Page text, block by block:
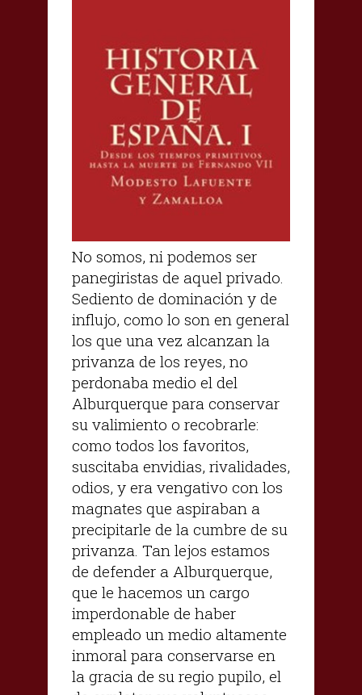
No somos, ni podemos ser
panegiristas de aquel privado.
Sediento de dominación y de
influjo, como lo son en general
los que una vez alcanzan la
privanza de los reyes, no
perdonaba medio el del
Alburquerque para conservar
su valimiento o recobrarle:
como todos los favoritos,
suscitaba envidias, rivalidades,
odios, y era vengativo con los
magnates que aspiraban a
precipitarle de la cumbre de su
privanza. Tan lejos estamos
de defender a Alburquerque,
que le hacemos un cargo
imperdonable de haber
empleado un medio altamente
inmoral para conservarse en
la gracia de su regio pupilo, el